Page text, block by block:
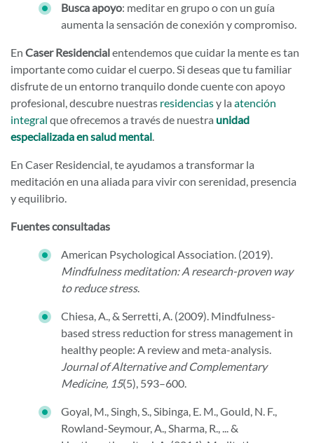
Busca apoyo: meditar en grupo o con un guía
aumenta la sensación de conexión y compromiso.
En Caser Residencialentendemos que cuidar la mente es tan
importante como cuidar el cuerpo. Si deseas que tu familiar
disfrute de un entorno tranquilo donde cuente con apoyo
profesional, descubre nuestras residenciasy la atención
integral que ofrecemos a través de nuestra unidad
especializada en salud mental.
En Caser Residencial, te ayudamos a transformar la
meditación en una aliada para vivir con serenidad, presencia
y equilibrio.
Fuentes consultadas
American Psychological Association. (2019).
Mindfulness meditation: A research-proven way
to reduce stress.
Chiesa, A., & Serretti, A. (2009). Mindfulness-
based stress reduction for stress management in
healthy people: A review and meta-analysis.
Journal of Alternative and Complementary
Medicine, 15(5), 593–600.
Goyal, M., Singh, S., Sibinga, E. M., Gould, N. F.,
Rowland-Seymour, A., Sharma, R., ... &